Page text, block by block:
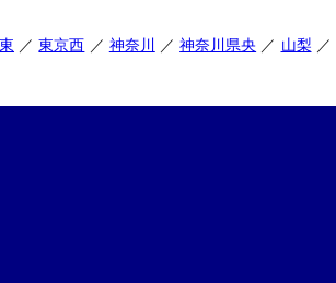
東京西 神奈川 神奈川県央
山梨